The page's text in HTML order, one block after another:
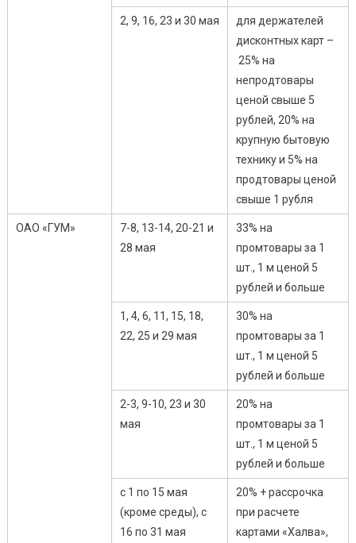
2, 9, 16, 23 и 30 мая
для держателей
дисконтных карт –
25% на
непродтовары
ценой свыше 5
рублей, 20% на
крупную бытовую
технику и 5% на
продтовары ценой
свыше 1 рубля
ОАО «ГУМ»
7-8, 13-14, 20-21 и
28 мая
33% на
промтовары за 1
шт., 1 м ценой 5
рублей и больше
1, 4, 6, 11, 15, 18,
22, 25 и 29 мая
30% на
промтовары за 1
шт., 1 м ценой 5
рублей и больше
2-3, 9-10, 23 и 30
мая
20% на
промтовары за 1
шт., 1 м ценой 5
рублей и больше
с 1 по 15 мая
(кроме среды), с
16 по 31 мая
20% + рассрочка
при расчете
картами «Халва»,